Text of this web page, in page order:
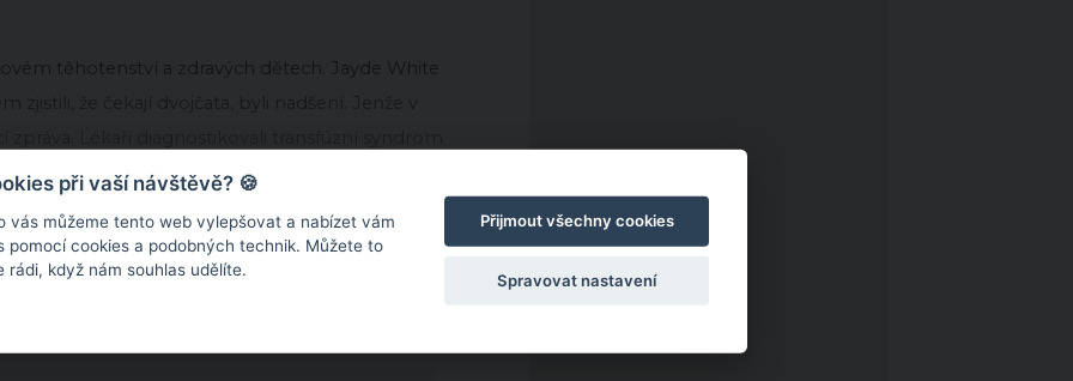
těhotenství a zdravých dětech. Jayde White
mezi nenarozenými dvojčaty.
při vaší návštěvě? 🍪
vás můžeme tento web vylepšovat a nabízet vám
pomocí cookies a podobných technik. Můžete to
rádi, když nám souhlas udělíte.
Přijmout všechny cookies
Spravovat nastavení